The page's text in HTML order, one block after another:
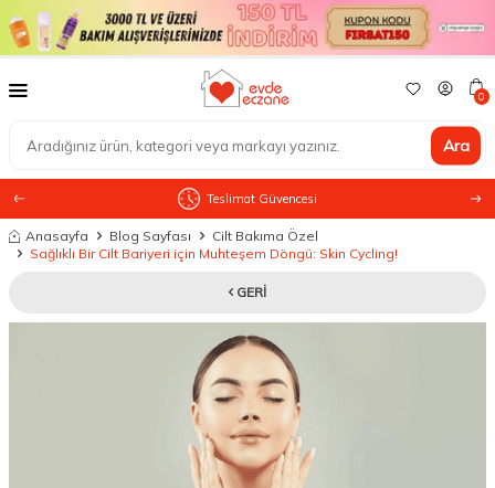
Ara
0
SKT Garantili Orijinal Ürünler
Anasayfa Blog Sayfası
Cilt Bakıma Özel
Sağlıklı Bir Cilt Bariyeri için Muhteşem Döngü: Skin Cycling!
GERI